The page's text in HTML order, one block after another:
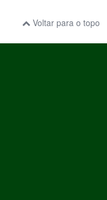
Voltar para o topo